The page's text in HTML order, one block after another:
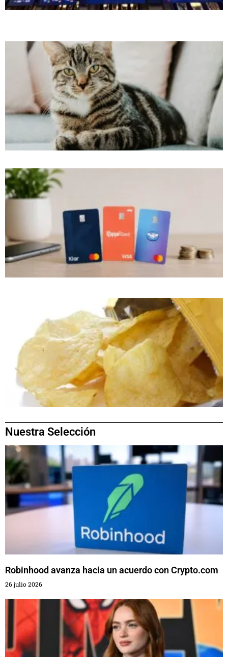
Nuestra Selección
Robinhood avanza hacia un acuerdo con Crypto.com
26 julio 2026